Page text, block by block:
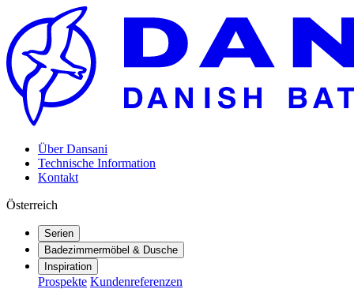
Über Dansani
Technische Information
Kontakt
Österreich
Serien
Badezimmermöbel & Dusche
Inspiration
Prospekte Kundenreferenzen